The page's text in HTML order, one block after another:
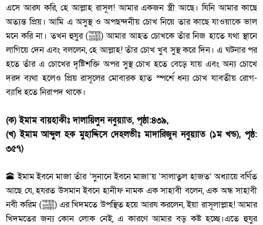
এসে আরয করি, হে আল্লাহ রাসূল! আমার একজন স্ত্রী আছে। যিনি আমার কাছে
অত্যন্ত প্রিয়। আমি এ অসুস্থ ও অপছন্দনীয় চোখ নিয়ে তার কাছে যাওয়াকে ভাল
মনে করি না। তখন হুযুর (ﷺ) আমার আহত চোখকে তাঁর নিজ হাতে যথা স্থানে
লাগিয়ে দেন এবং বললেন, হে আল্লাহ! তাঁর চোখ খুব সুস্থ করে দিন। এ ঘটনার পর
হতে তাঁর এ চোখের দৃষ্টিশক্তি অপর সুস্থ চোখ হতে বেড়ে যায় এবং অন্য চোখে
দরদ ব্যথা হলেও প্রিয় রাসূলের মোবারক হাত স্পর্শে ধন্য চোখ যাবতীয় রোগ-
ব্যাধি হতে নিরাপদ থাকে।
(ক) ইমাম বায়হাকীঃ দালায়িলুন নবুয়্যাত, পৃষ্ঠা:৪৩৯,
(খ) ইমাম আব্দুল হক মুহাদ্দিসে দেহলভীঃ মাদারিজুন নবুয়্যাত (১ম খন্ড), পৃষ্ঠ:
৩৫৭)
🕋 ইমাম ইবনে মাজা তাঁর ‘সুনানে ইবনে মাজা‘য় ‘সালাতুল হাজত’ অধ্যায়ে বর্ণিত
আছে যে, হযরত উসমান ইবনে হানীফ নামক এক সাহাবী বলেন, এক অন্ধ সাহাবী
নবী করিম (ﷺ) এর খিদমতে উপস্থিত হয়ে আরয করলেন, ইয়া রাসূলাল্লাহ! আমার
খিদমতের জন্য কোন লোক নেই, এ কারণে আমার বড় কষ্ট হচ্ছে।এতে হুযুর